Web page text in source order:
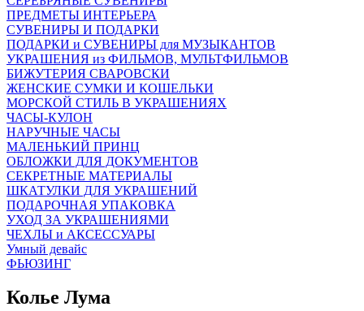
ПРЕДМЕТЫ ИНТЕРЬЕРА
СУВЕНИРЫ И ПОДАРКИ
ПОДАРКИ и СУВЕНИРЫ для МУЗЫКАНТОВ
УКРАШЕНИЯ из ФИЛЬМОВ, МУЛЬТФИЛЬМОВ
БИЖУТЕРИЯ СВАРОВСКИ
ЖЕНСКИЕ СУМКИ И КОШЕЛЬКИ
МОРСКОЙ СТИЛЬ В УКРАШЕНИЯХ
ЧАСЫ-КУЛОН
НАРУЧНЫЕ ЧАСЫ
МАЛЕНЬКИЙ ПРИНЦ
ОБЛОЖКИ ДЛЯ ДОКУМЕНТОВ
СЕКРЕТНЫЕ МАТЕРИАЛЫ
ШКАТУЛКИ ДЛЯ УКРАШЕНИЙ
ПОДАРОЧНАЯ УПАКОВКА
УХОД ЗА УКРАШЕНИЯМИ
ЧEХЛЫ и АКСЕССУАРЫ
Умный девайс
ФЬЮЗИНГ
Колье Лума